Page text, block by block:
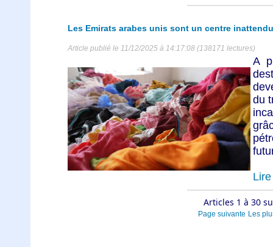
Les Emirats arabes unis sont un centre
Article publié le 11/12/2025 à 14:17:08 (138171 lectures)
A
du
Articles 1 à 30
Page suivante Les